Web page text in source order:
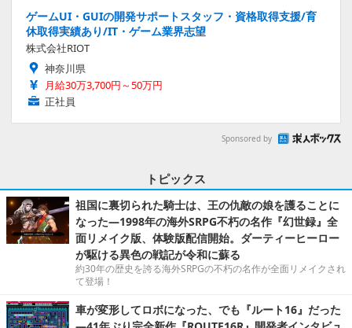
ゲームUI・GUIの開発サポートスタッフ・資格取得支援/育
休取得実績あり/IT・ゲーム業界志望
株式会社RIOT
神奈川県
月給30万3,700円～50万円
正社員
Sponsored by
トピックス
祖国に裏切られた騎士は、王の仇敵の娘を護ることに
なった―1998年の海外SRPG不朽の名作『幻世録』全
面リメイク版、体験版配信開始。ダーティーヒーロー
が駆ける異色の戦記が令和に蘇る
約30年の歴史を誇る海外SRPGの不朽の名作が全面リメイクされ
て登場！
車が変形してロボになった、でも『ルート16』だった